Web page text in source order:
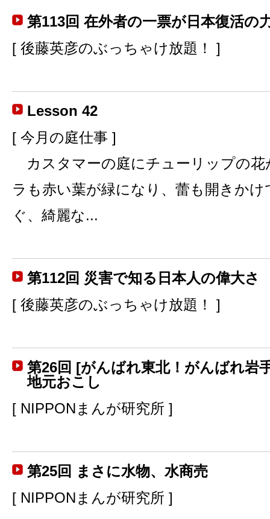
第113回 在外者の一票が日本復活の
[ 後藤英彦のぶっちゃけ放題！ ]
Lesson 42
[ 今月の庭仕事 ]
カスタマーの庭にチューリップの花
ラも赤い葉が緑になり、蕾も開きか
ぐ、綺麗な...
第112回 災害で知る日本人の偉大さ
[ 後藤英彦のぶっちゃけ放題！ ]
第26回 [がんばれ東北！がんばれ岩
地元おこし
[ NIPPONまんが研究所 ]
第25回 まさに水物、水商売
[ NIPPONまんが研究所 ]